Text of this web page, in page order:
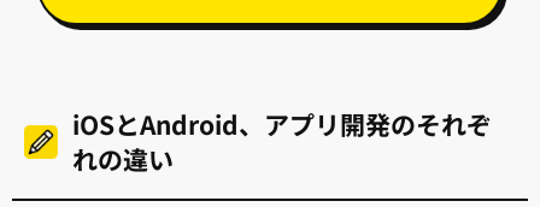
iOSとAndroid、アプリ開発のそれぞ
れの違い